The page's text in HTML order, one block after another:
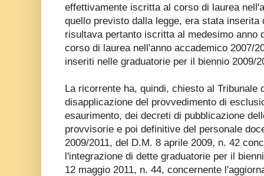
effettivamente iscritta al corso di laurea
quello previsto dalla legge, era stata inserita
risultava pertanto iscritta al medesimo anno
corso di laurea nell'anno accademico 2007/
inseriti nelle graduatorie per il biennio 2009/
La ricorrente ha, quindi, chiesto al Tribunale
disapplicazione del provvedimento di
esaurimento, dei decreti di pubblicazione
provvisorie e poi definitive del personale
2009/2011, del D.M. 8 aprile 2009, n. 42
l'integrazione di dette graduatorie per il
12 maggio 2011, n. 44, concernente